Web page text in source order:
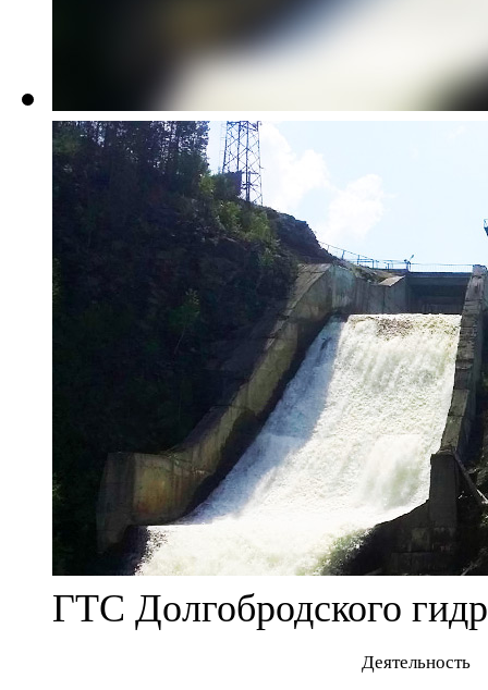
ГТС Долгобродского
Деятельность